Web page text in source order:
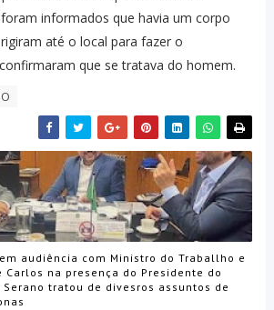
informados que havia um corpo
até o local para fazer o
que se tratava do homem.
audiência com Ministro do Traballho e
Carlos na presença do Presidente do
Serano tratou de divesros assuntos de